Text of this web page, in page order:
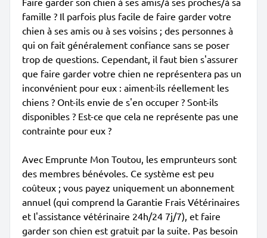
famille ? Il parfois plus facile de faire garder votre
chien à ses amis ou à ses voisins ; des personnes à
qui on fait généralement confiance sans se poser
trop de questions. Cependant, il faut bien s'assurer
que faire garder votre chien ne représentera pas un
inconvénient pour eux : aiment-ils réellement les
chiens ? Ont-ils envie de s'en occuper ? Sont-ils
disponibles ? Est-ce que cela ne représente pas une
contrainte pour eux ?
Avec Emprunte Mon Toutou, les emprunteurs sont
des membres bénévoles. Ce système est peu
coûteux ; vous payez uniquement un abonnement
annuel (qui comprend la Garantie Frais Vétérinaires
et l'assistance vétérinaire 24h/24 7j/7), et faire
garder son chien est gratuit par la suite. Pas besoin